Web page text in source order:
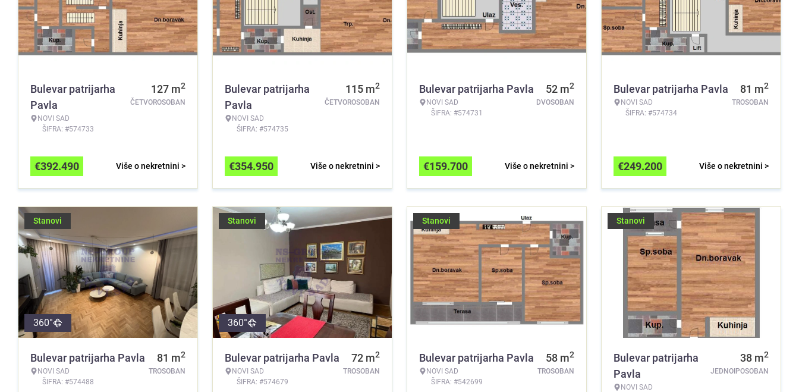
Bulevar patrijarha
Pavla
NOVI SAD
ŠIFRA: #574733
127 m2
ČETVOROSOBAN
Više o nekretnini >
€392.490
Bulevar patrijarha
Pavla
NOVI SAD
ŠIFRA: #574735
115 m2
ČETVOROSOBAN
Više o nekretnini >
€354.950
Bulevar patrijarha Pavla
NOVI SAD
ŠIFRA: #574731
52 m2
DVOSOBAN
Više o nekretnini >
€159.700
Bulevar patrijarha Pavla
NOVI SAD
ŠIFRA: #574734
81 m2
TROSOBAN
Više o nekretnini >
€249.200
Stanovi
360°
Bulevar patrijarha Pavla
NOVI SAD
ŠIFRA: #574488
81 m2
TROSOBAN
Stanovi
360°
Bulevar patrijarha Pavla
NOVI SAD
ŠIFRA: #574679
72 m2
TROSOBAN
Stanovi
Bulevar patrijarha Pavla
NOVI SAD
ŠIFRA: #542699
58 m2
TROSOBAN
Stanovi
Bulevar patrijarha
Pavla
NOVI SAD
38 m2
JEDNOIPOSOBAN